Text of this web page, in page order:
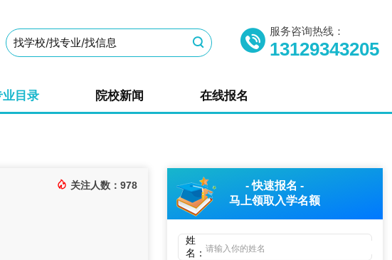
服务咨询热线：
13129343205
业目录 院校新闻 在线报名
关注人数：978
- 快速报名 -
马上领取 入学名额
姓
名：